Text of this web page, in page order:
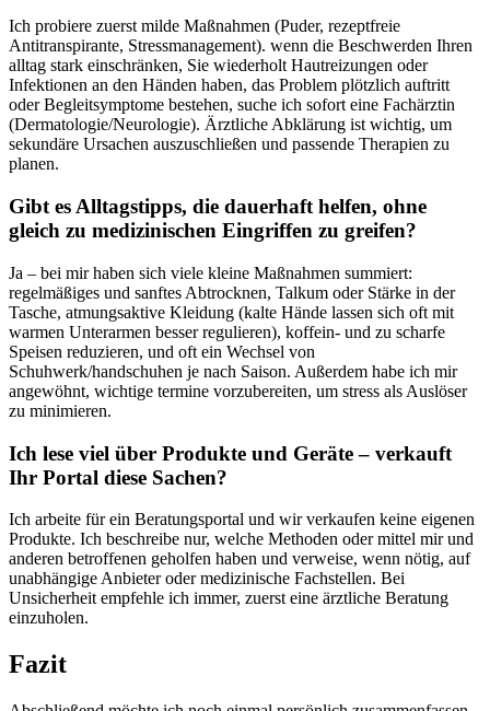
Ich probiere ⁤zuerst ‍milde Maßnahmen ‌(Puder, rezeptfreie⁤
Antitranspirante, Stressmanagement). wenn die Beschwerden Ihren
⁢alltag stark einschränken, Sie wiederholt Hautreizungen oder
Infektionen an ⁣den‌ Händen haben, das⁢ Problem plötzlich auftritt
oder Begleitsymptome bestehen, ⁤suche ich ⁣sofort eine Fachärztin
(Dermatologie/Neurologie). Ärztliche Abklärung ist wichtig, ‍um
sekundäre‍ Ursachen auszuschließen ‍und passende Therapien zu‌
planen.
Gibt es ⁢Alltagstipps, die dauerhaft​ helfen,⁢ ohne
gleich zu ‍medizinischen Eingriffen zu greifen?
Ja – bei ⁢mir haben​ sich viele kleine Maßnahmen summiert:
regelmäßiges und ⁤sanftes Abtrocknen, Talkum oder Stärke in der⁢
Tasche, atmungsaktive Kleidung (kalte Hände lassen sich oft mit
warmen Unterarmen besser regulieren), koffein- ​und⁣ zu​ scharfe
‍Speisen reduzieren, und oft ein Wechsel von
Schuhwerk/handschuhen je nach‍ Saison.​ Außerdem habe ⁤ich mir
angewöhnt, wichtige termine vorzubereiten,‌ um stress als Auslöser
zu minimieren.
Ich lese viel⁤ über Produkte und Geräte – verkauft
Ihr Portal diese Sachen?
Ich arbeite für ein Beratungsportal und wir ⁣verkaufen keine eigenen
Produkte. Ich beschreibe nur, welche​ Methoden oder mittel⁤ mir und
anderen betroffenen⁢ geholfen haben und verweise, wenn ⁤nötig, auf
unabhängige Anbieter oder medizinische Fachstellen. Bei
Unsicherheit empfehle ich immer, ⁣zuerst eine ärztliche Beratung⁢
einzuholen.
Fazit